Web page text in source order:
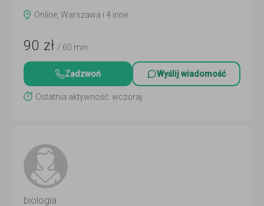
Online, Warszawa i 4 inne
90 zł / 60 min
Zadzwoń Wyślij wiadomość
Ostatnia aktywność: wczoraj
biologia